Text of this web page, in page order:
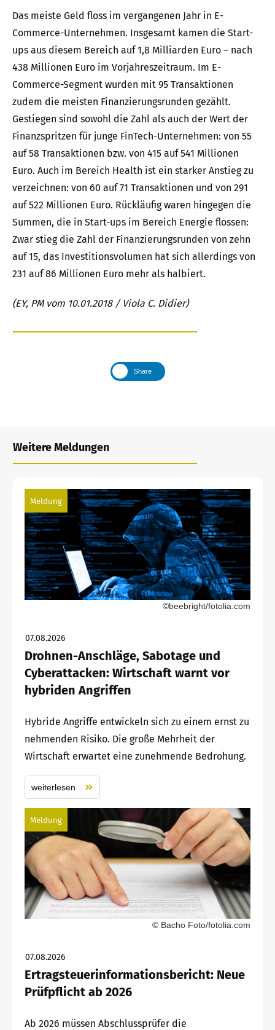
Das meiste Geld floss im vergangenen Jahr in E-
Commerce-Unternehmen. Insgesamt kamen die Start-
ups aus diesem Bereich auf 1,8 Milliarden Euro – nach
438 Millionen Euro im Vorjahreszeitraum. Im E-
Commerce-Segment wurden mit 95 Transaktionen
zudem die meisten Finanzierungsrunden gezählt.
Gestiegen sind sowohl die Zahl als auch der Wert der
Finanzspritzen für junge FinTech-Unternehmen: von 55
auf 58 Transaktionen bzw. von 415 auf 541 Millionen
Euro. Auch im Bereich Health ist ein starker Anstieg zu
verzeichnen: von 60 auf 71 Transaktionen und von 291
auf 522 Millionen Euro. Rückläufig waren hingegen die
Summen, die in Start-ups im Bereich Energie flossen:
Zwar stieg die Zahl der Finanzierungsrunden von zehn
auf 15, das Investitionsvolumen hat sich allerdings von
231 auf 86 Millionen Euro mehr als halbiert.
(EY, PM vom 10.01.2018 / Viola C. Didier)
Share
Weitere Meldungen
Meldung
©beebright/fotolia.com
07.08.2026
Drohnen-Anschläge, Sabotage und
Cyberattacken: Wirtschaft warnt vor
hybriden Angriffen
Hybride Angriffe entwickeln sich zu einem ernst zu
nehmenden Risiko. Die große Mehrheit der
Wirtschaft erwartet eine zunehmende Bedrohung.
weiterlesen
Meldung
© Bacho Foto/fotolia.com
07.08.2026
Ertragsteuerinformationsbericht: Neue
Prüfpflicht ab 2026
Ab 2026 müssen Abschlussprüfer die